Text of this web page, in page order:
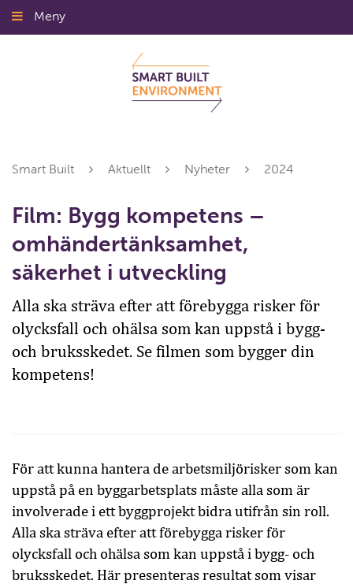
Gå
till
Meny
Smart Built Aktuellt Nyheter 2024
Film: Bygg kompetens –
omhändertänksamhet,
säkerhet i utveckling
Alla ska sträva efter att förebygga risker för
olycksfall och ohälsa som kan uppstå i bygg-
och bruksskedet. Se filmen som bygger din
kompetens!
För att kunna hantera de arbetsmiljörisker som kan
uppstå på en byggarbetsplats måste alla som är
involverade i ett byggprojekt bidra utifrån sin roll.
Alla ska sträva efter att förebygga risker för
olycksfall och ohälsa som kan uppstå i bygg- och
bruksskedet. Här presenteras resultat som visar